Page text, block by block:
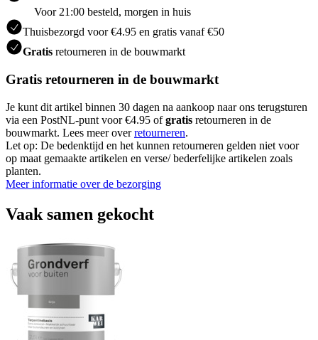
Voor 21:00 besteld, morgen in huis
Thuisbezorgd voor €4.95 en gratis vanaf €50
Gratis retourneren in de bouwmarkt
Gratis retourneren in de bouwmarkt
Je kunt dit artikel binnen 30 dagen na aankoop naar ons terugsturen
via een PostNL-punt voor €4.95 ofgratis retourneren in de
bouwmarkt. Lees meer overretourneren.
Let op: De bedenktijd en het kunnen retourneren gelden niet voor
op maat gemaakte artikelen en verse/ bederfelijke artikelen zoals
planten.
Meer informatie over de bezorging
Vaak samen gekocht